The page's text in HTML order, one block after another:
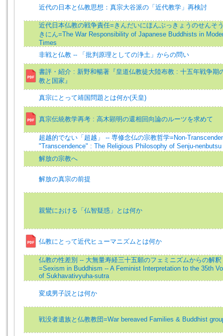
近代の日本と仏教思想：真宗大谷派の「近代教学」再検討
近代日本仏教の戦争責任=きんだいにほんぶっきょうのせんそ
きにん=The War Responsibility of Japanese Buddhists in
Times
非戦と仏教 -- 「批判原理としての浄土」からの問い
書評・紹介 : 新野和暢著『皇道仏教徒大陸布教 : 十五年戦争期
教と国家』
真宗にとって靖国問題とは何か(天皇)
真宗伝統教学再考 : 高木顕明の還相回向論のルーツを求めて
超越的でない「超越」 -- 専修念仏の宗教哲学=Non-
"Transcendence" : The Religious Philosophy of Senju-nenbutsu
解放の宗教へ
解放の真宗の前提
親鸞における「仏智疑惑」とは何か
仏教にとって近代ヒューマニズムとは何か
仏教の性差別 -- 大無量寿経三十五願のフェミニズムからの解釈
=Sexism in Buddhism -- A Feminist Interpretation to the 35th
of Sukhavativyuha-sutra
変成男子説とは何か
戦没者遺族と仏教教団=War bereaved Families & Buddhist